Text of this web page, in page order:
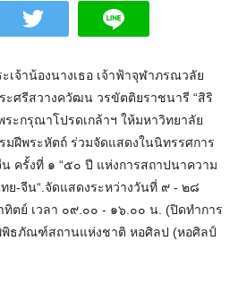
เจ้าน้องนางเธอ เจ้าฟ้าจุฬาภรณวลัย
ศรีสวางควัฒน วรขัตติยราชนารี “สิริ
ะกรุณาโปรดเกล้าฯ ให้มหาวิทยาลัย
มฝีพระหัตถ์ ร่วมจัดแสดงในนิทรรศการ​
ครั้งที่​ ๑ “๕๐ ปี​ แห่งการสถาปนาความ
ย-จีน“.จัดแสดง​ระหว่างวันที่​ ๙ -​ ๒๘
ตย์​ เวลา​ ๐๙.๐๐ -​ ๑๖.๐๐ น.​ (ปิดทำการ
ธภัณฑ์​สถาน​แห่งชาติ​ หอศิลป (หอศิลป์